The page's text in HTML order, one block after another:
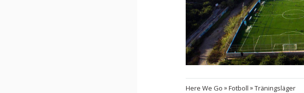
Here We Go »Fotboll »Träningsläger